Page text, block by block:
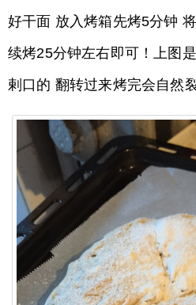
好干面 放入烤箱先烤5分钟
续烤25分钟左右即可！上图
剌口的 翻转过来烤完会自然